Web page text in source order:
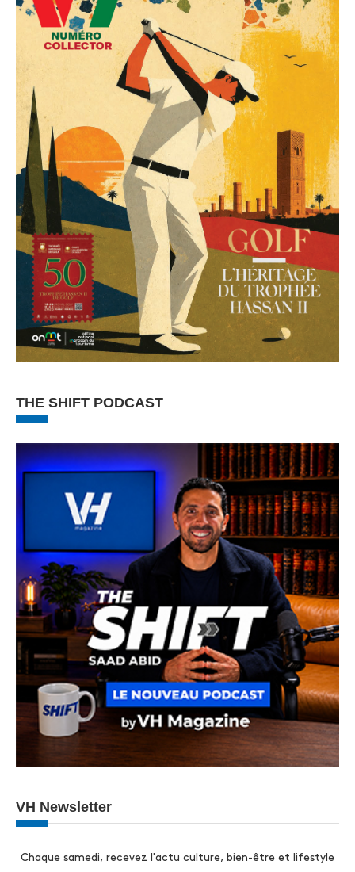
THE SHIFT PODCAST
VH Newsletter
Chaque samedi, recevez l'actu culture, bien-être et lifestyle